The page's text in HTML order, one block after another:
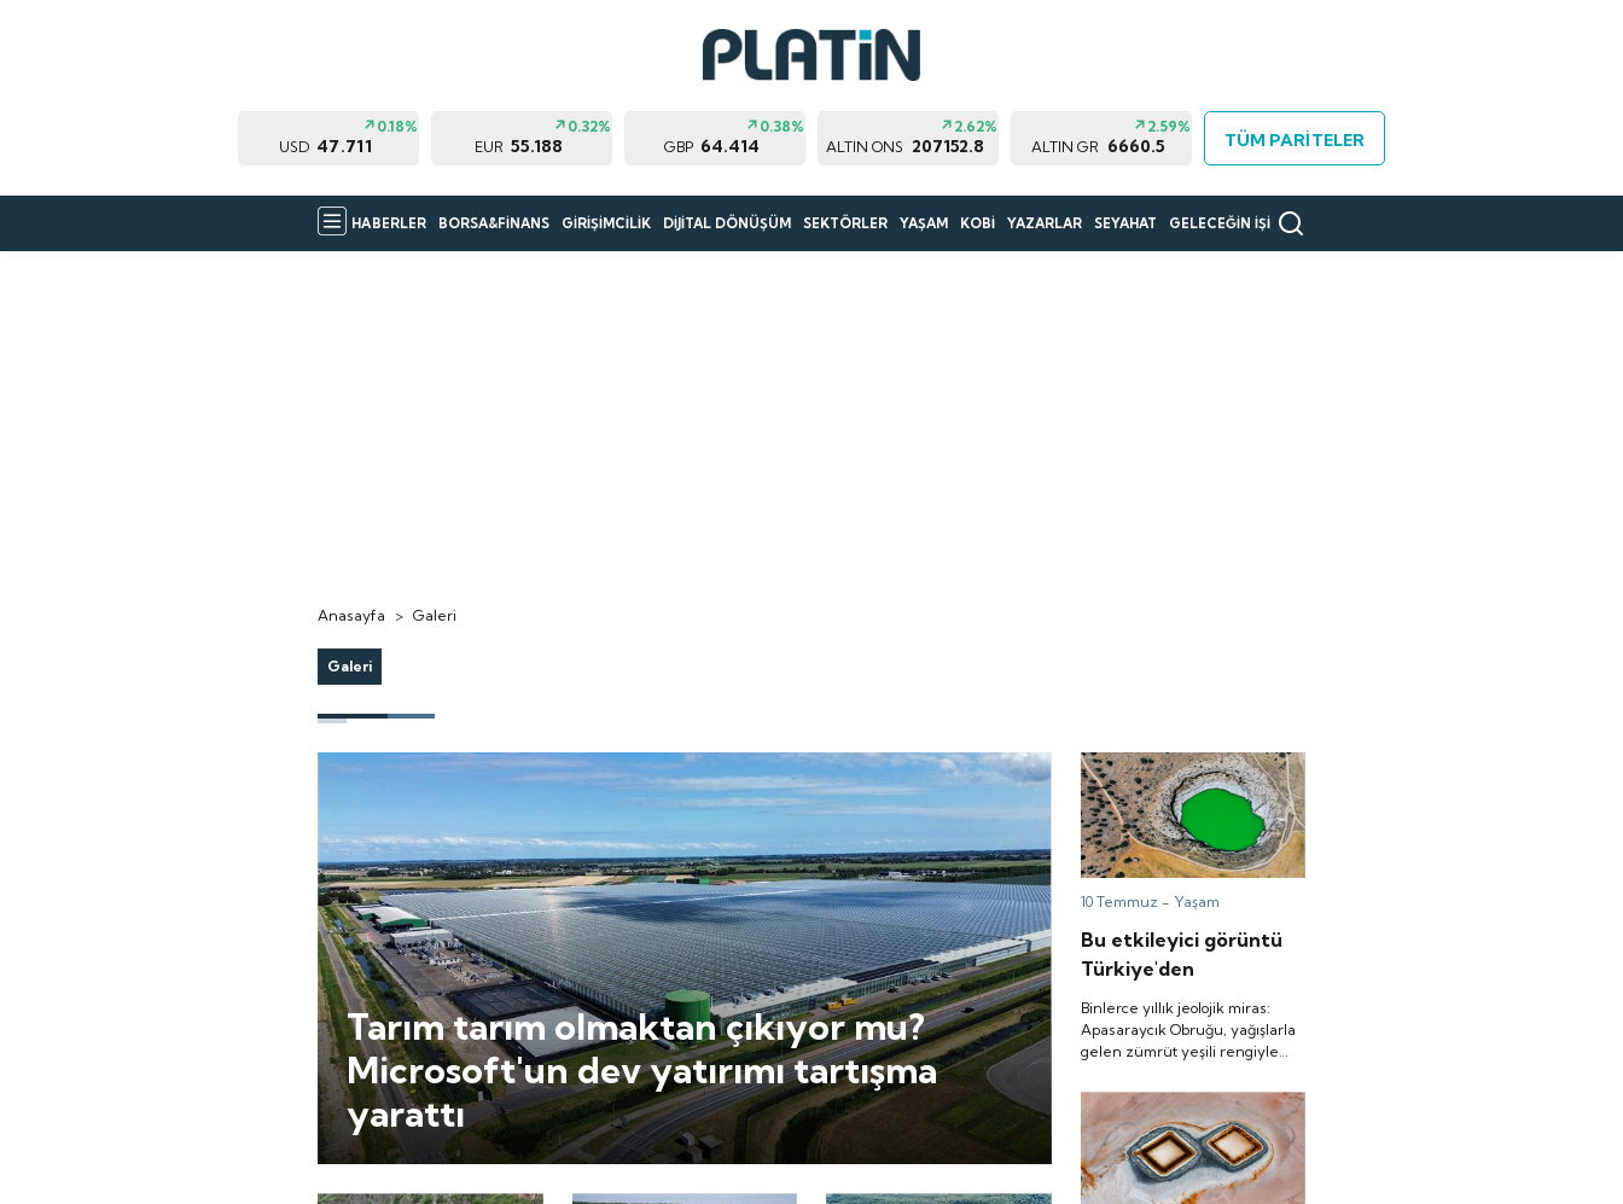
USD 47.711
0.18%
EUR 55.188
0.32%
GBP 64.414
0.38%
ALTIN ONS 207152.8
2.62%
ALTIN GR 6660.5
2.59%
TÜM PARİTELER
HABERLER BORSA&FİNANS GİRİŞİMCİLİK DİJİTAL DÖNÜŞÜM SEKTÖRLER YAŞAM KOBİ YAZARLAR SEYAHAT GELECEĞİN İŞİ
Anasayfa > Galeri
Galeri
Tarım tarım olmaktan çıkıyor mu?
Microsoft'un dev yatırımı tartışma
yarattı
10 Temmuz - Yaşam
Bu etkileyici görüntü
Türkiye'den
Binlerce yıllık jeolojik miras:
Apasaraycık Obruğu, yağışlarla
gelen zümrüt yeşili rengiyle